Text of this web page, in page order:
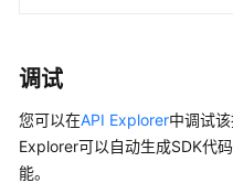
前
读
调试
您可以在API Explorer中调试
Explorer可以自动生成SDK代
能。